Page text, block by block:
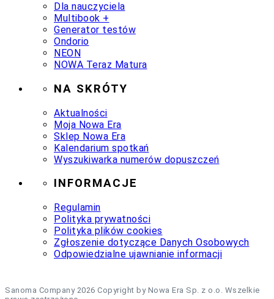
Dla nauczyciela
Multibook +
Generator testów
Ondorio
NEON
NOWA Teraz Matura
NA SKRÓTY
Aktualności
Moja Nowa Era
Sklep Nowa Era
Kalendarium spotkań
Wyszukiwarka numerów dopuszczeń
INFORMACJE
Regulamin
Polityka prywatności
Polityka plików cookies
Zgłoszenie dotyczące Danych Osobowych
Odpowiedzialne ujawnianie informacji
Sanoma Company 2026 Copyright by Nowa Era Sp. z o.o. Wszelkie